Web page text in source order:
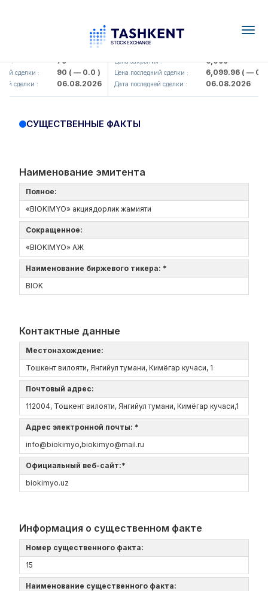
: 79
сделки : 90( — 0.0 )
сделки : 06.08.2026
UZMK (<O'zmetkombinat> AJ)
Цена закрытия : 6,099
Цена последний сделки : 6,099.96( — 0.0
Дата последней сделки : 06.08.2026
СУЩЕСТВЕННЫЕ ФАКТЫ
Наименование эмитента
Полное:
«BIOKIMYO» акциядорлик жамияти
Сокращенное:
«BIOKIMYO» АЖ
Наименование биржевого тикера: *
BIOK
Контактные данные
Местонахождение:
Тошкент вилояти, Янгийул тумани, Кимёгар кучаси, 1
Почтовый адрес:
112004, Тошкент вилояти, Янгийул тумани, Кимёгар кучаси,1
Адрес электронной почты: *
info@biokimyo,biokimyo@mail.ru
Официальный веб-сайт:*
biokimyo.uz
Информация о существенном факте
Номер существенного факта:
15
Наименование существенного факта: